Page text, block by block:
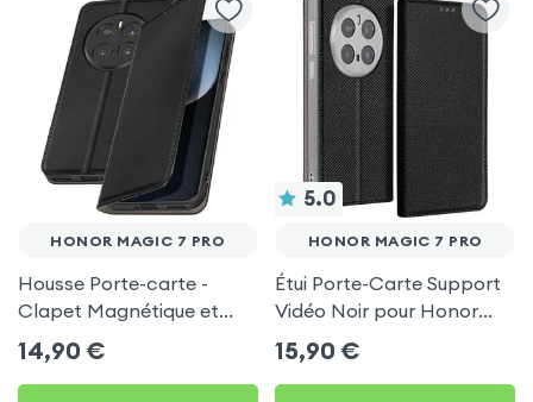
HONOR MAGIC 7 PRO
Housse Porte-carte -
Clapet Magnétique et
Support Vidéo Noir pour
Honor Magic 7 Pro
14,90 €
5.0
HONOR MAGIC 7 PRO
Étui Porte-Carte Support
Vidéo Noir pour Honor
Magic 7 Pro
15,90 €